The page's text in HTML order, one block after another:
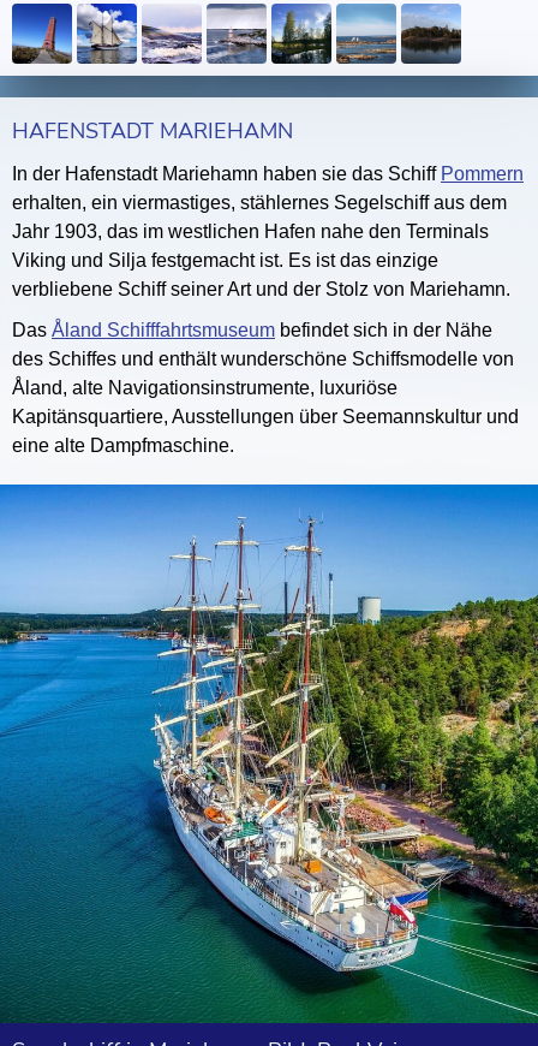
HAFENSTADT MARIEHAMN
In der Hafenstadt Mariehamn haben sie das Schiff Pommern
erhalten, ein viermastiges, stählernes Segelschiff aus dem
Jahr 1903, das im westlichen Hafen nahe den Terminals
Viking und Silja festgemacht ist. Es ist das einzige
verbliebene Schiff seiner Art und der Stolz von Mariehamn.
Das Åland Schifffahrtsmuseum befindet sich in der Nähe
des Schiffes und enthält wunderschöne Schiffsmodelle von
Åland, alte Navigationsinstrumente, luxuriöse
Kapitänsquartiere, Ausstellungen über Seemannskultur und
eine alte Dampfmaschine.